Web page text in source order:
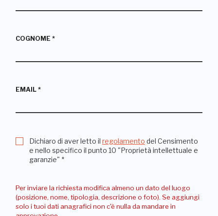
COGNOME *
EMAIL *
Dichiaro di aver letto il regolamento del Censimento
e nello specifico il punto 10 "Proprietà intellettuale e
garanzie" *
Per inviare la richiesta modifica almeno un dato del luogo
(posizione, nome, tipologia, descrizione o foto). Se aggiungi
solo i tuoi dati anagrafici non c'è nulla da mandare in